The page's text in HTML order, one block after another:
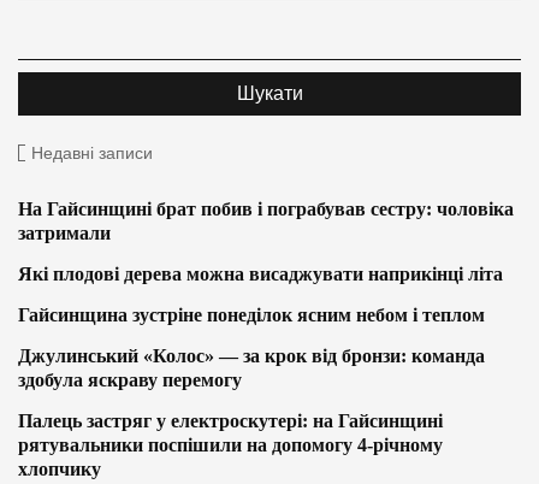
Недавні записи
На Гайсинщині брат побив і пограбував сестру: чоловіка
затримали
Які плодові дерева можна висаджувати наприкінці літа
Гайсинщина зустріне понеділок ясним небом і теплом
Джулинський «Колос» — за крок від бронзи: команда
здобула яскраву перемогу
Палець застряг у електроскутері: на Гайсинщині
рятувальники поспішили на допомогу 4-річному
хлопчику